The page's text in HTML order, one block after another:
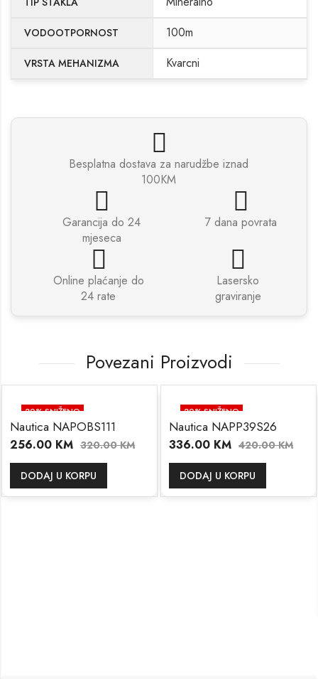
VODOOTPORNOST 100m
VRSTA MEHANIZMA Kvarcni
Besplatna dostava za narudžbe iznad
100KM
Garancija do 24
mjeseca
7 dana povrata
Online plaćanje do
24 rate
Lasersko
graviranje
Povezani Proizvodi
20% SNIŽENO
Nautica NAPOBS111
256.00 KM 320.00KM
DODAJ U KORPU
20% SNIŽENO
Nautica NAPP39S26
336.00 KM 420.00KM
DODAJ U KORPU